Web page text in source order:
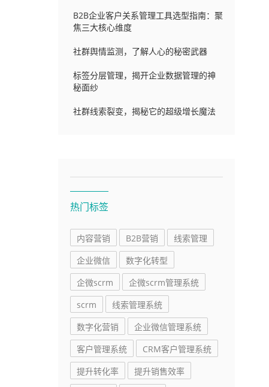
B2B企业客户关系管理工具选型指南：聚
焦三大核心维度
社群舆情监测，了解人心的秘密武器
标签分层管理，揭开企业数据管理的神
秘面纱
社群线索裂变，揭秘它的超级增长魔法
热门标签
内容营销 B2B营销
线索管理
企业微信
数字化转型
企微scrm
企微scrm管理系统
scrm
线索管理系统
数字化营销
企业微信管理系统
客户管理系统
CRM客户管理系统
提升转化率
提升销售效率